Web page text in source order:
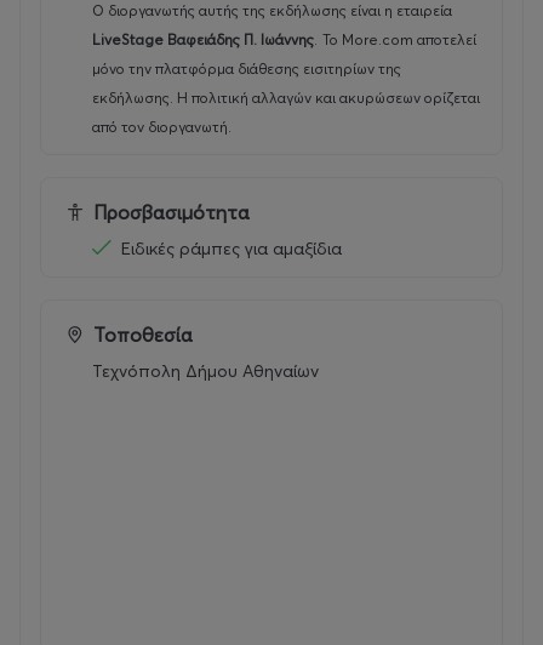
Ο διοργανωτής αυτής της εκδήλωσης είναι η εταιρεία
LiveStage Βαφειάδης Π. Ιωάννης. Το More.com αποτελεί
μόνο την πλατφόρμα διάθεσης εισιτηρίων της
εκδήλωσης. Η πολιτική αλλαγών και ακυρώσεων ορίζεται
από τον διοργανωτή.
Προσβασιμότητα
Ειδικές ράμπες για αμαξίδια
Τοποθεσία
Τεχνόπολη Δήμου Αθηναίων